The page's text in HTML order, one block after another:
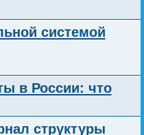
системой
в России: что
структуры